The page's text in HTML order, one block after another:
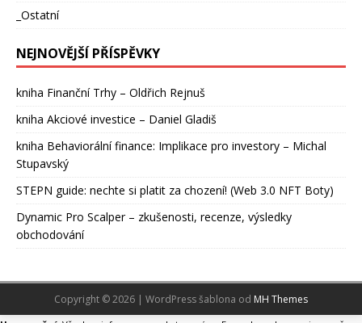
_Ostatní
NEJNOVĚJŠÍ PŘÍSPĚVKY
kniha Finanční Trhy – Oldřich Rejnuš
kniha Akciové investice – Daniel Gladiš
kniha Behaviorální finance: Implikace pro investory – Michal
Stupavský
STEPN guide: nechte si platit za chození! (Web 3.0 NFT Boty)
Dynamic Pro Scalper – zkušenosti, recenze, výsledky
obchodování
Copyright © 2026 | WordPress šablona od MH Themes